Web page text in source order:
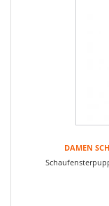
DAMEN